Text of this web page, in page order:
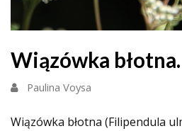
Wiązówka błotna.
Paulina Voysa
Wiązówka błotna (Filipendula